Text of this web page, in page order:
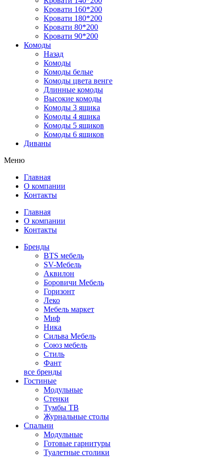
Кровати 160*200
Кровати 180*200
Кровати 80*200
Кровати 90*200
Комоды
Назад
Комоды
Комоды белые
Комоды цвета венге
Длинные комоды
Высокие комоды
Комоды 3 ящика
Комоды 4 ящика
Комоды 5 ящиков
Комоды 6 ящиков
Диваны
Меню
Главная
О компании
Контакты
Главная
О компании
Контакты
Бренды
BTS мебель
SV-Мебель
Аквилон
Боровичи Мебель
Горизонт
Леко
Мебель маркет
Миф
Ника
Сильва Мебель
Союз мебель
Стиль
Фант
все бренды
Гостиные
Модульные
Стенки
Тумбы ТВ
Журнальные столы
Спальни
Модульные
Готовые гарнитуры
Туалетные столики